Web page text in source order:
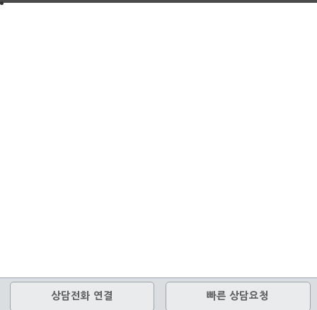
상담전화 연결 빠른 상담요청